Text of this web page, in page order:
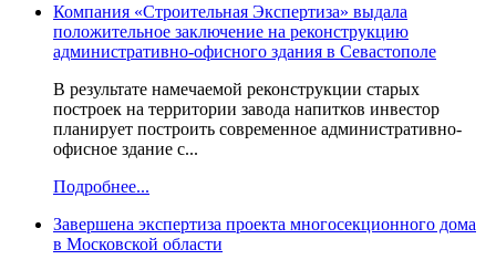
Компания «Строительная Экспертиза» выдала
положительное заключение на реконструкцию
административно-офисного здания в Севастополе
В результате намечаемой реконструкции старых
построек на территории завода напитков инвестор
планирует построить современное административно-
офисное здание с...
Подробнее...
Завершена экспертиза проекта многосекционного дома
в Московской области